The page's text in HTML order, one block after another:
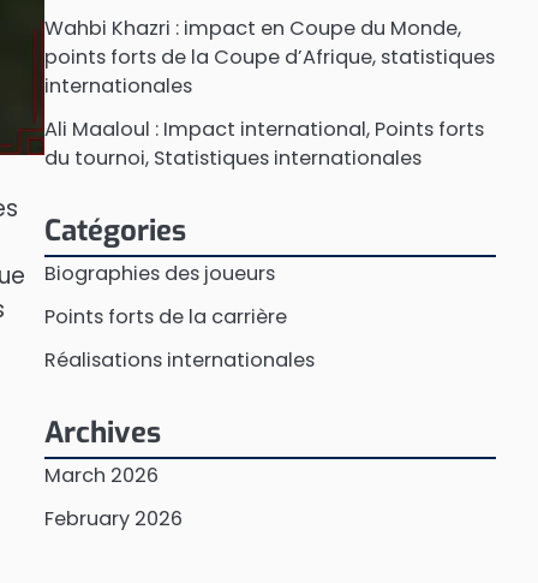
Wahbi Khazri : impact en Coupe du Monde,
points forts de la Coupe d’Afrique, statistiques
internationales
Ali Maaloul : Impact international, Points forts
du tournoi, Statistiques internationales
Catégories
Biographies des joueurs
Points forts de la carrière
Réalisations internationales
Archives
March 2026
February 2026